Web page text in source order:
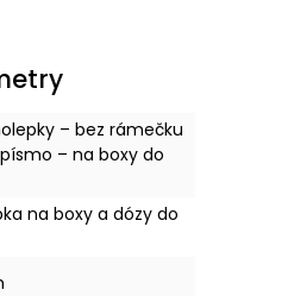
– bez rámečku
– na boxy do
na boxy a dózy do